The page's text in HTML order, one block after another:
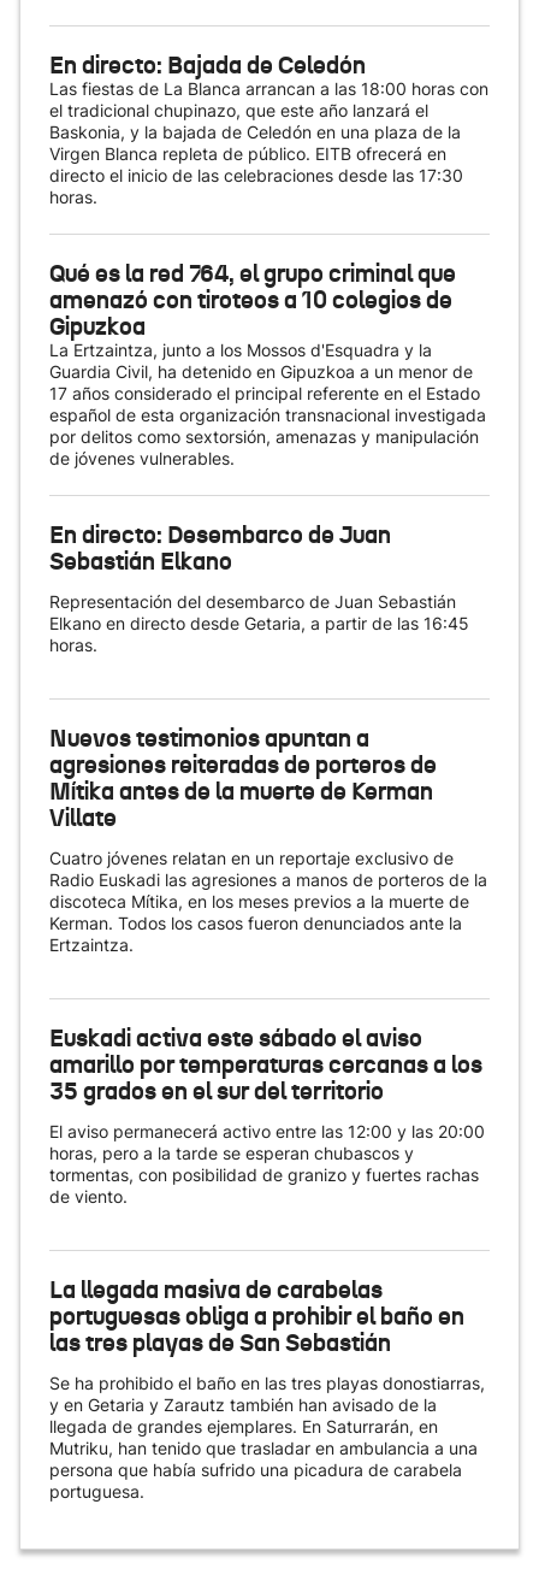
En directo: Bajada de Celedón
Las fiestas de La Blanca arrancan a las 18:00 horas con
el tradicional chupinazo, que este año lanzará el
Baskonia, y la bajada de Celedón en una plaza de la
Virgen Blanca repleta de público. EITB ofrecerá en
directo el inicio de las celebraciones desde las 17:30
horas.
Qué es la red 764, el grupo criminal que
amenazó con tiroteos a 10 colegios de
Gipuzkoa
La Ertzaintza, junto a los Mossos d'Esquadra y la
Guardia Civil, ha detenido en Gipuzkoa a un menor de
17 años considerado el principal referente en el Estado
español de esta organización transnacional investigada
por delitos como sextorsión, amenazas y manipulación
de jóvenes vulnerables.
En directo: Desembarco de Juan
Sebastián Elkano
Representación del desembarco de Juan Sebastián
Elkano en directo desde Getaria, a partir de las 16:45
horas.
Nuevos testimonios apuntan a
agresiones reiteradas de porteros de
Mítika antes de la muerte de Kerman
Villate
Cuatro jóvenes relatan en un reportaje exclusivo de
Radio Euskadi las agresiones a manos de porteros de la
discoteca Mítika, en los meses previos a la muerte de
Kerman. Todos los casos fueron denunciados ante la
Ertzaintza.
Euskadi activa este sábado el aviso
amarillo por temperaturas cercanas a los
35 grados en el sur del territorio
El aviso permanecerá activo entre las 12:00 y las 20:00
horas, pero a la tarde se esperan chubascos y
tormentas, con posibilidad de granizo y fuertes rachas
de viento.
La llegada masiva de carabelas
portuguesas obliga a prohibir el baño en
las tres playas de San Sebastián
Se ha prohibido el baño en las tres playas donostiarras,
y en Getaria y Zarautz también han avisado de la
llegada de grandes ejemplares. En Saturrarán, en
Mutriku, han tenido que trasladar en ambulancia a una
persona que había sufrido una picadura de carabela
portuguesa.